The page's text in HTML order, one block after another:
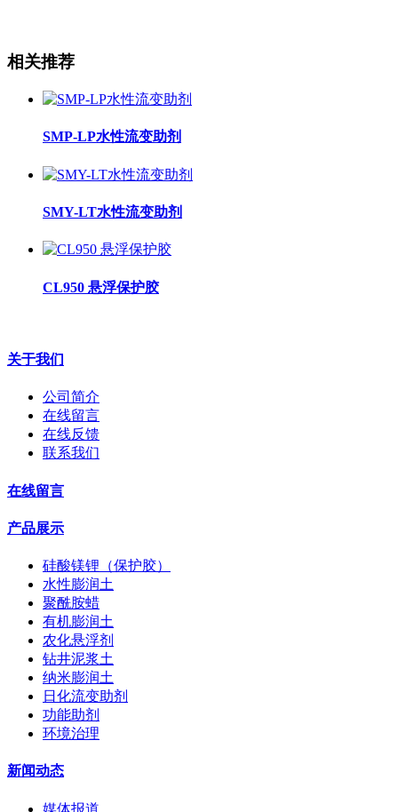
相关推荐
SMP-LP水性流变助剂
SMY-LT水性流变助剂
CL950 悬浮保护胶
关于我们
公司简介
在线留言
在线反馈
联系我们
在线留言
产品展示
硅酸镁锂（保护胶）
水性膨润土
聚酰胺蜡
有机膨润土
农化悬浮剂
钻井泥浆土
纳米膨润土
日化流变助剂
功能助剂
环境治理
新闻动态
媒体报道